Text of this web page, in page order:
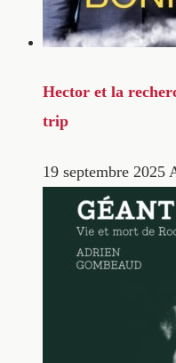
Hector et la
trip
19 septembre 2025